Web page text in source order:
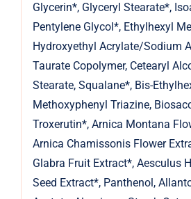
Glycerin*, Glyceryl Stearate*,
Pentylene Glycol*, Ethylhexyl
Hydroxyethyl Acrylate/Sodium
Taurate Copolymer, Cetearyl
Stearate, Squalane*, Bis-
Methoxyphenyl Triazine,
Troxerutin*, Arnica Montana
Arnica Chamissonis Flower
Glabra Fruit Extract*, Aesculus
Seed Extract*, Panthenol,